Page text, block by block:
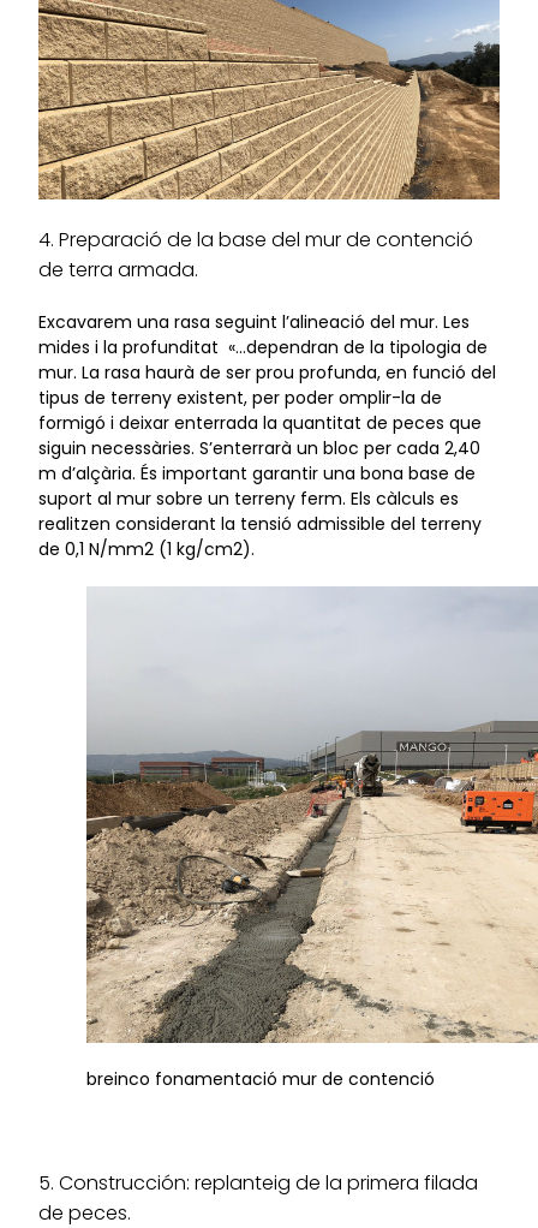
4. Preparació de la base del mur de contenció
de terra armada.
Excavarem una rasa seguint l’alineació del mur. Les
mides i la profunditat «…dependran de la tipologia de
mur. La rasa haurà de ser prou profunda, en funció del
tipus de terreny existent, per poder omplir-la de
formigó i deixar enterrada la quantitat de peces que
siguin necessàries. S’enterrarà un bloc per cada 2,40
m d’alçària. És important garantir una bona base de
suport al mur sobre un terreny ferm. Els càlculs es
realitzen considerant la tensió admissible del terreny
de 0,1 N/mm2 (1 kg/cm2).
breinco fonamentació mur de contenció
5. Construcción: replanteig de la primera filada
de peces.